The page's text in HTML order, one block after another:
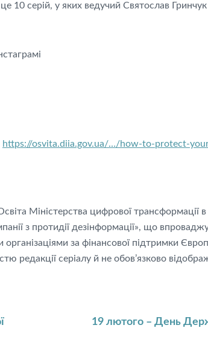
10 серій, у яких ведучий Святослав
https://osvita.diia.gov.ua/…/how-to-protect-
Міністерства цифрової трансформації
з протидії дезінформації», що
за фінансової підтримки
редакції серіалу й не обов’язково
19 лютого – День